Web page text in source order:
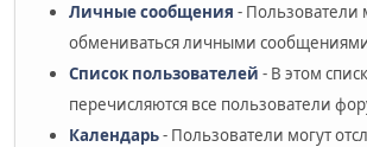
Личные сообщения - Пользователи
обмениваться личными
Список пользователей - В этом
перечисляются все пользователи
Календарь- Пользователи могут